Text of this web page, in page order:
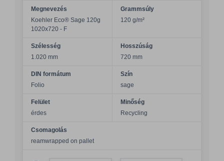
Megnevezés
Koehler Eco® Sage 120g
1020x720 - F
Grammsúly
120 g/m²
Szélesség
1.020 mm
Hosszúság
720 mm
DIN formátum
Folio
Szín
sage
Felület
érdes
Minőség
Recycling
Csomagolás
reamwrapped on pallet